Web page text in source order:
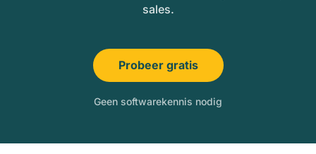
sales.
Probeer gratis
Geen softwarekennis nodig